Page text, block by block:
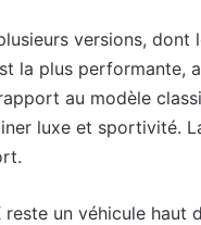
versions,
la plus performante,
au modèle
luxe et sportivité.
un véhicule haut